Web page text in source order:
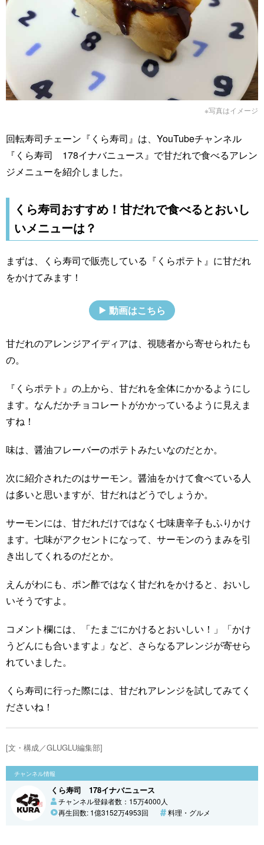
※写真はイメージ
回転寿司チェーン『くら寿司』は、YouTubeチャンネル
『くら寿司 178イナバニュース』で甘だれで食べるアレン
ジメニューを紹介しました。
くら寿司おすすめ！甘だれで食べるとおいし
いメニューは？
まずは、くら寿司で販売している『くらポテト』に甘だれ
をかけてみます！
動画はこちら
甘だれのアレンジアイディアは、視聴者から寄せられたも
の。
『くらポテト』の上から、甘だれを全体にかかるようにし
ます。なんだかチョコレートがかかっているように見えま
すね！
味は、醤油フレーバーのポテトみたいなのだとか。
次に紹介されたのはサーモン。醤油をかけて食べている人
は多いと思いますが、甘だれはどうでしょうか。
サーモンには、甘だれだけではなく七味唐辛子もふりかけ
ます。七味がアクセントになって、サーモンのうまみを引
き出してくれるのだとか。
えんがわにも、ポン酢ではなく甘だれをかけると、おいし
いそうですよ。
コメント欄には、「たまごにかけるとおいしい！」「かけ
うどんにも合いますよ」など、さらなるアレンジが寄せら
れていました。
くら寿司に行った際には、甘だれアレンジを試してみてく
ださいね！
[文・構成／GLUGLU編集部]
チャンネル情報
くら寿司 178イナバニュース
チャンネル登録者数：15万4000人
再生回数: 1億3152万4953回
料理・グルメ